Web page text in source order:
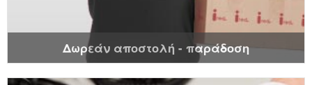
Δωρεάν αποστολή - παράδοση